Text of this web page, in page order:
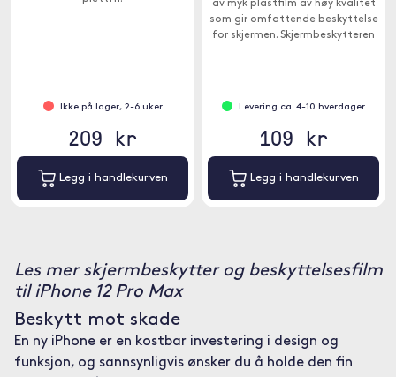
Ikke på lager, 2-6 uker
209 kr
Legg i handlekurven
av myk plastfilm av høy kvalitet
som gir omfattende beskyttelse
for skjermen. Skjermbeskytteren
Levering ca. 4-10 hverdager
109 kr
Legg i handlekurven
Les mer skjermbeskytter og beskyttelsesfilm
til iPhone 12 Pro Max
Beskytt mot skade
En ny iPhone er en kostbar investering i design og
funksjon, og sannsynligvis ønsker du å holde den fin